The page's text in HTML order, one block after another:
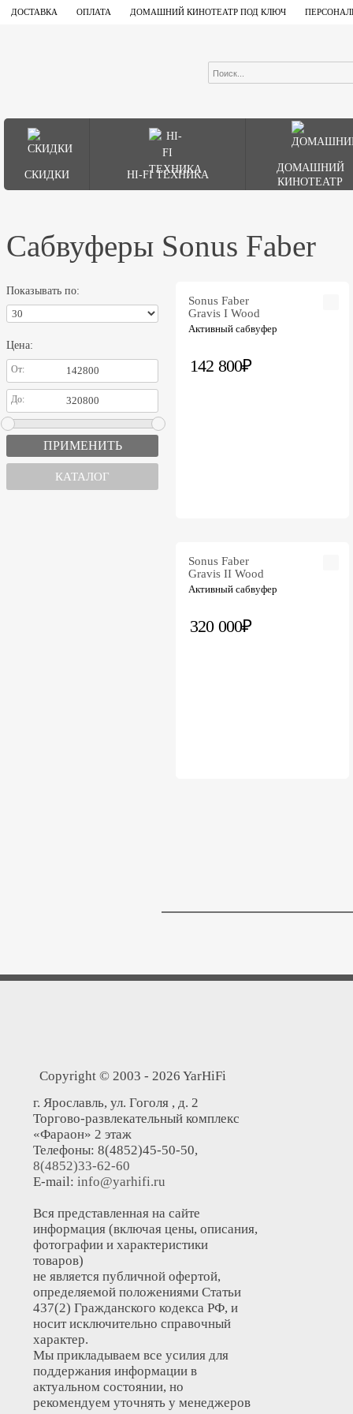
ДОСТАВКА ОПЛАТА ДОМАШНИЙ КИНОТЕАТР ПОД КЛЮЧ
СКИДКИ HI-FI ТЕХНИКА
ДОМАШНИЙ
КИНОТЕАТР
Сабвуферы Sonus Faber
Показывать по:
Цена:
От:
До:
КАТАЛОГ
Sonus Faber
Gravis I Wood
Активный сабвуфер
142 800₽
Sonus Faber
Gravis II Wood
Активный сабвуфер
320 000₽
Copyright © 2003 - 2026 YarHiFi
г. Ярославль, ул. Гоголя , д. 2
Торгово-развлекательный комплекс
«Фараон» 2 этаж
Телефоны: 8(4852)45-50-50,
8(4852)33-62-60
E-mail: info@yarhifi.ru
Вся представленная на сайте
информация (включая цены, описания,
фотографии и характеристики
товаров)
не является публичной офертой,
определяемой положениями Статьи
437(2) Гражданского кодекса РФ, и
носит исключительно справочный
характер.
Мы прикладываем все усилия для
поддержания информации в
актуальном состоянии, но
рекомендуем уточнять у менеджеров